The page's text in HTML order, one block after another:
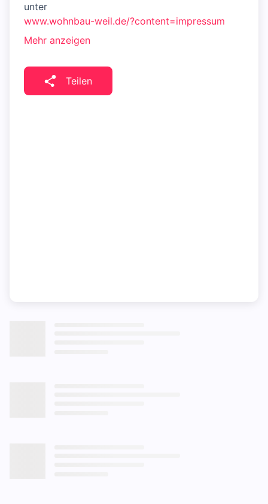
unter
www.wohnbau-weil.de/?content=impressum
Mehr anzeigen
Teilen